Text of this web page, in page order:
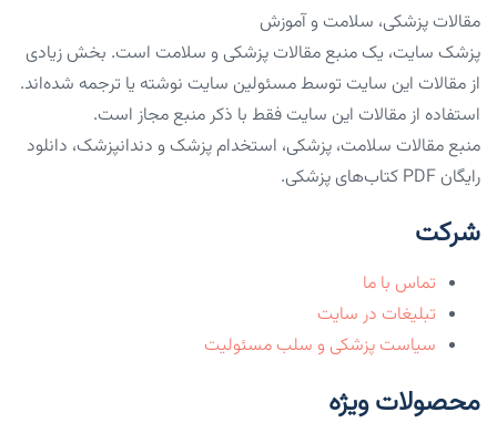
مقالات پزشکی، سلامت و آموزش
پزشک سایت، یک منبع مقالات پزشکی و سلامت است. بخش زیادی
از مقالات این سایت توسط مسئولین سایت نوشته یا ترجمه شده‌اند.
استفاده از مقالات این سایت فقط با ذکر منبع مجاز است.
منبع مقالات سلامت، پزشکی، استخدام پزشک و دندانپزشک، دانلود
رایگان PDF کتاب‌های پزشکی.
شرکت
تماس با ما
تبلیغات در سایت
سیاست پزشکی و سلب مسئولیت
محصولات ویژه